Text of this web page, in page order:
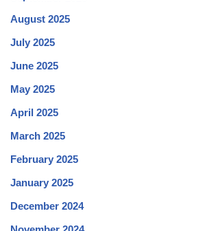
August 2025
July 2025
June 2025
May 2025
April 2025
March 2025
February 2025
January 2025
December 2024